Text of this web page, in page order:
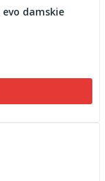
evo damskie